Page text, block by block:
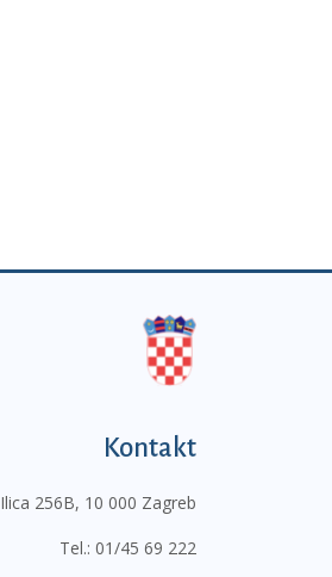
Kontakt
Ilica 256B, 10 000 Zagreb
Tel.: 01/45 69 222